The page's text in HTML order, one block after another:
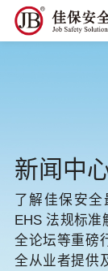
数智解决方案
行业案例
培训
新闻中
了解佳保安
EHS 法规标
全论坛等重磅
全从业者提供